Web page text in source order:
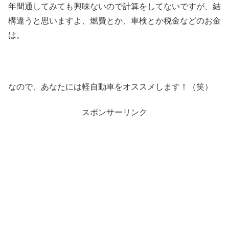
年間通してみても興味ないので計算をしてないですが、結
構違うと思いますよ、燃費とか、車検とか税金などのお金
は。
なので、あなたには軽自動車をオススメします！（笑）
スポンサーリンク